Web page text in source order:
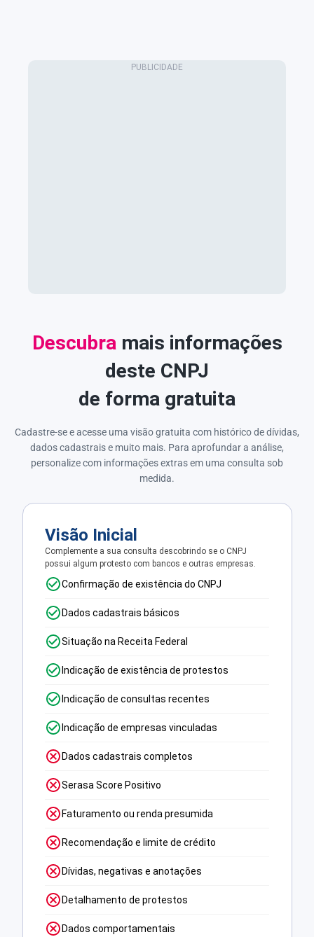
Descubra mais informações
deste CNPJ
de forma gratuita
Cadastre-se e acesse uma visão gratuita com histórico de dívidas,
dados cadastrais e muito mais. Para aprofundar a análise,
personalize com informações extras em uma consulta sob
medida.
Visão Inicial
Complemente a sua consulta descobrindo se o CNPJ
possui algum protesto com bancos e outras empresas.
Confirmação de existência do CNPJ
Dados cadastrais básicos
Situação na Receita Federal
Indicação de existência de protestos
Indicação de consultas recentes
Indicação de empresas vinculadas
Dados cadastrais completos
Serasa Score Positivo
Faturamento ou renda presumida
Recomendação e limite de crédito
Dívidas, negativas e anotações
Detalhamento de protestos
Dados comportamentais